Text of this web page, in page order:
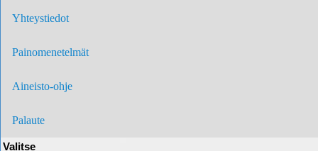
Yhteystiedot
Painomenetelmät
Aineisto-ohje
Palaute
Valitse